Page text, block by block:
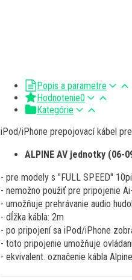
Popis a parametre
Hodnotenie0
Kategórie
iPod/iPhone prepojovací kábel
ALPINE AV jednotky (06-
- pre modely s "FULL SPEED"
- nemožno použiť pre pripojenie
- umožňuje prehrávanie audio
- dĺžka kábla: 2m
- po pripojení sa iPod/iPhone
- toto pripojenie umožňuje
- ekvivalent. označenie kábla